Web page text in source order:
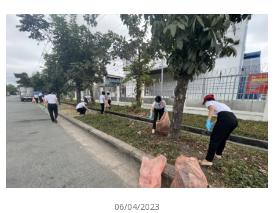
06/04/2023